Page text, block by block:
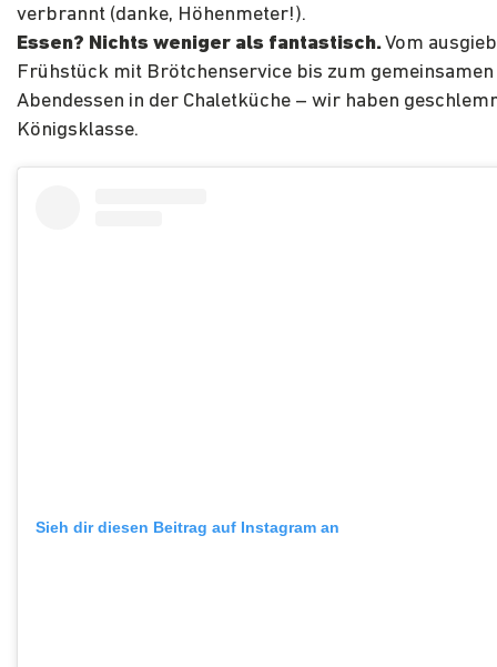
verbrannt (danke, Höhenmeter!).
Essen? Nichts weniger als fantastisch.Vom
Frühstück mit Brötchenservice bis zum gemeinsamen
Abendessen in der Chaletküche – wir haben
Königsklasse.
Sieh dir diesen Beitrag auf Instagram an